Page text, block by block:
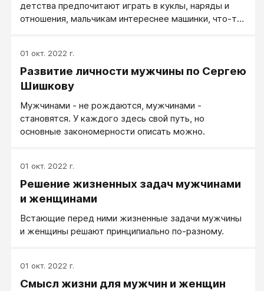
мальчику тоже нужен. Я помню, как мне в детстве
это было надо!»
детства предпочитают играть в куклы, наряды и
отношения, мальчикам интереснее машинки, что-то
Наверное, из мальчика стоит воспитать мужчину.
Настоящего мужчину.
01 окт. 2022 г.
Развитие личности мужчины по Сергею
Шишкову
Мужчинами - не рождаются, мужчинами -
становятся. У каждого здесь свой путь, но
основные закономерности описать можно.
01 окт. 2022 г.
Решение жизненных задач мужчинами
и женщинами
Встающие перед ними жизненные задачи мужчины
и женщины решают принципиально по-разному.
01 окт. 2022 г.
Смысл жизни для мужчин и женщин